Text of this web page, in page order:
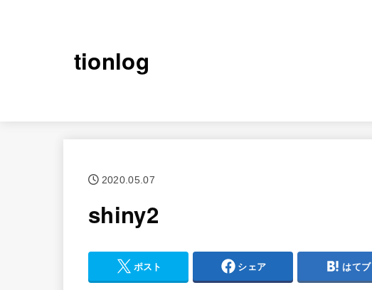
tionlog
2020.05.07
shiny2
ポスト シェア はてブ